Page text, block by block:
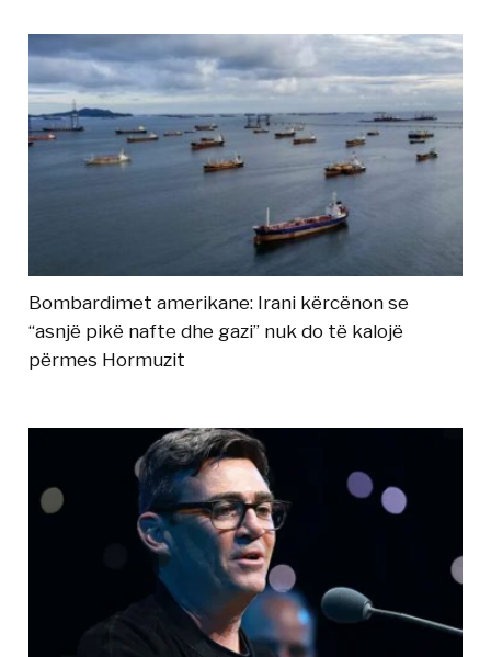
Bombardimet amerikane: Irani kërcënon se
“asnjë pikë nafte dhe gazi” nuk do të kalojë
përmes Hormuzit